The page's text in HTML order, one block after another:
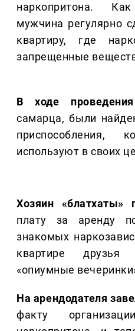
наркопритона.
мужчина регулярно
квартиру, где
запрещенные
В ходе
самарца, были
приспособления,
используют в своих
Хозяин «блатхаты»
плату за аренду
знакомых
квартире друзья
«опиумные
На арендодателя
факту